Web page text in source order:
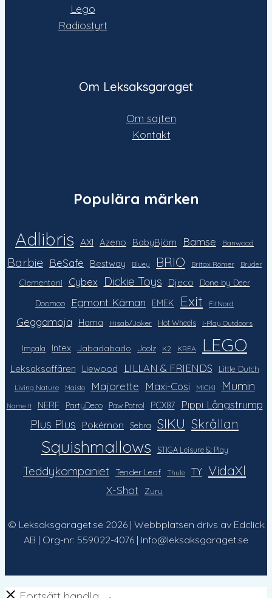
Lego
Radiostyrt
Om Leksaksgaraget
Om sajten
Kontakt
Populära märken
Adlibris AXI Azeno BabyBjörn Bamse Banwood
Barbie BeSafe Bestway Bluey BRIO Britax Römer Bruder
Clementoni Cybex Dickie Toys Djeco Done by Deer
Doomoo Egmont Kärnan EMEK Exit FitNord
Geggamoja Hama Hisab/Joker Hot Wheels I-Play Outdoors
Impala Intex Jabadabado Joolz K2 KREA LEGO
Leksaksaffären Liewood LILLAN & FRIENDS Little Dutch
Living Nature Maisto Majorette Maxi-Cosi MICKI Mumin
Name It NERF PartyDeco Paw Patrol PCX87 Pippi Långstrump
Plus Plus Pokémon Sebra SIKU Skrållan
Squishmallows STIGA Leisure &: Play
Teddykompaniet Tender Leaf Thule TY VidaXl
X-Shot Zuru
© Leksaksgaraget.se 2026 | Webbplatsen drivs av Edclick
AB | Org-nr: 559022-4076 | info@leksaksgaraget.se